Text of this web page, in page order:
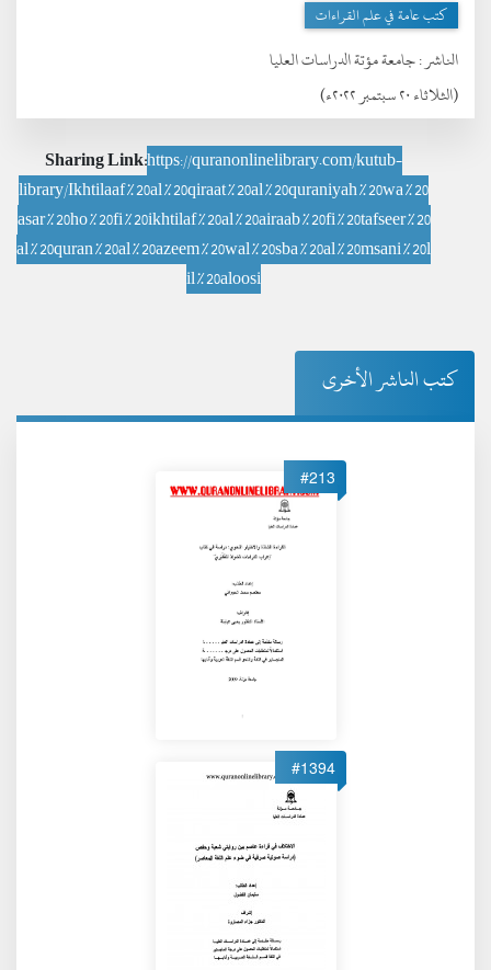
(الثلاثاء ٢٠ سبتمبر ٢٠٢٢ء)
الناشر :جامعة مؤتة الدراسات العليا
كتب عامة في علم القراءات
Sharing Link:https://quranonlinelibrary.com/kutub-
library/Ikhtilaaf%20al%20qiraat%20al%20quraniyah%20wa%20
asar%20ho%20fi%20ikhtilaf%20al%20airaab%20fi%20tafseer%20
al%20quran%20al%20azeem%20wal%20sba%20al%20msani%20l
il%20aloosi
كتب الناشر الأخرى
#213
#1394